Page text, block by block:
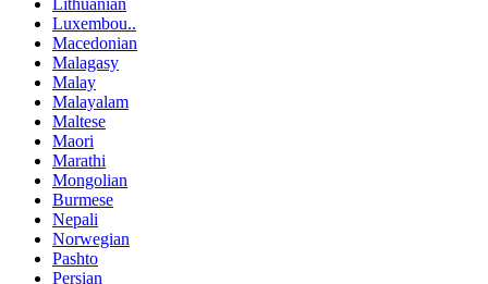
Lithuanian
Luxembou..
Macedonian
Malagasy
Malay
Malayalam
Maltese
Maori
Marathi
Mongolian
Burmese
Nepali
Norwegian
Pashto
Persian